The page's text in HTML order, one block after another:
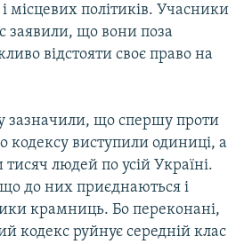
місцевих політиків. Учасники
заявили, що вони поза
відстояти своє право на
зазначили, що спершу проти
кодексу виступили одиниці, а
людей по усій Україні.
до них приєднаються і
крамниць. Бо переконані,
кодекс руйнує середній клас